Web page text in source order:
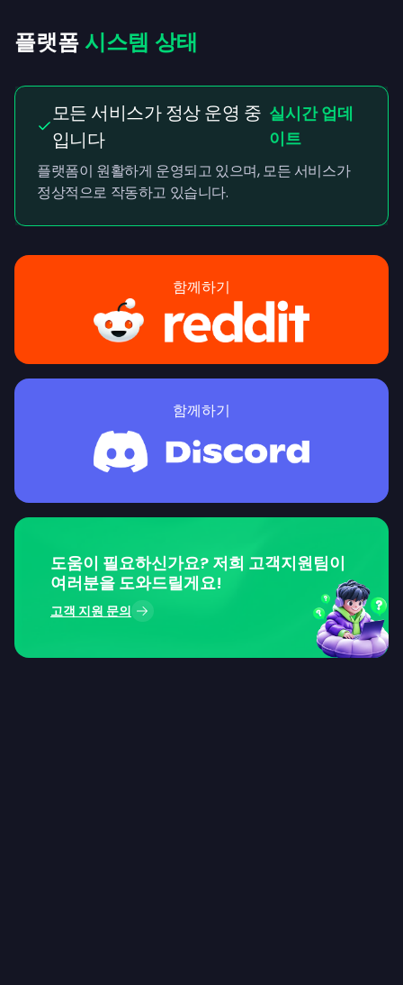
플랫폼시스템 상태
모든 서비스가 정상 운영 중
입니다
실시간 업데
이트
플랫폼이 원활하게 운영되고 있으며, 모든 서비스가
정상적으로 작동하고 있습니다.
함께하기
함께하기
도움이 필요하신가요? 저희 고객지원팀이
여러분을 도와드릴게요!
고객 지원 문의